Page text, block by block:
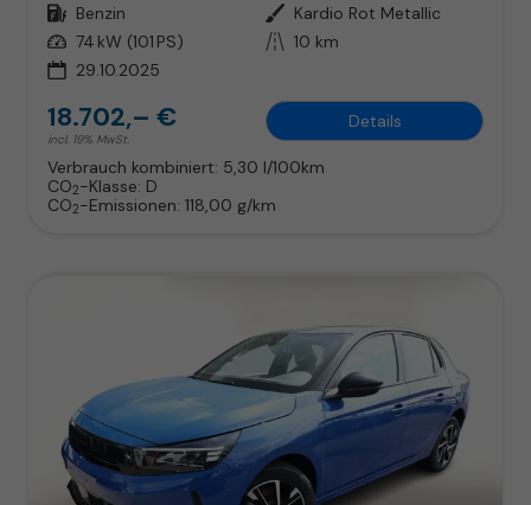
Kraftstoff Benzin Außenfarbe Kardio Rot Metallic
Leistung 74 kW (101 PS) Kilometerstand 10 km
29.10.2025
18.702,– €
incl. 19% MwSt.
Details
Verbrauch kombiniert: 5,30 l/100km
CO2-Klasse: D
CO2-Emissionen: 118,00 g/km